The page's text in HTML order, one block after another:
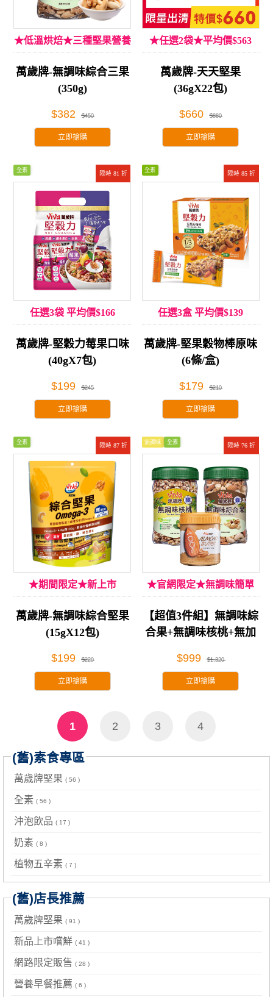
★低溫烘焙★三種堅果營養
萬歲牌-無調味綜合三果
(350g)
$382 $450
立即搶購
★任選2袋★平均價$563
萬歲牌-天天堅果
(36gX22包)
$660 $880
立即搶購
限時 81 折
全素
任選3袋 平均價$166
萬歲牌-堅穀力莓果口味
(40gX7包)
$199 $245
立即搶購
限時 85 折
全素
任選3盒 平均價$139
萬歲牌-堅果穀物棒原味
(6條/盒)
$179 $210
立即搶購
限時 87 折
全素
★期間限定★新上市
萬歲牌-無調味綜合堅果
(15gX12包)
$199 $229
立即搶購
限時 76 折
無調味 全素
★官網限定★無調味簡單
吃!
【超值3件組】無調味綜
合果+無調味核桃+無加
$999 $1,320
立即搶購
1 2 3 4
(舊)素食專區
萬歲牌堅果 ( 56 )
全素 ( 56 )
沖泡飲品 ( 17 )
奶素 ( 8 )
植物五辛素 ( 7 )
(舊)店長推薦
萬歲牌堅果 ( 91 )
新品上市嚐鮮 ( 41 )
網路限定販售 ( 28 )
營養早餐推薦 ( 6 )